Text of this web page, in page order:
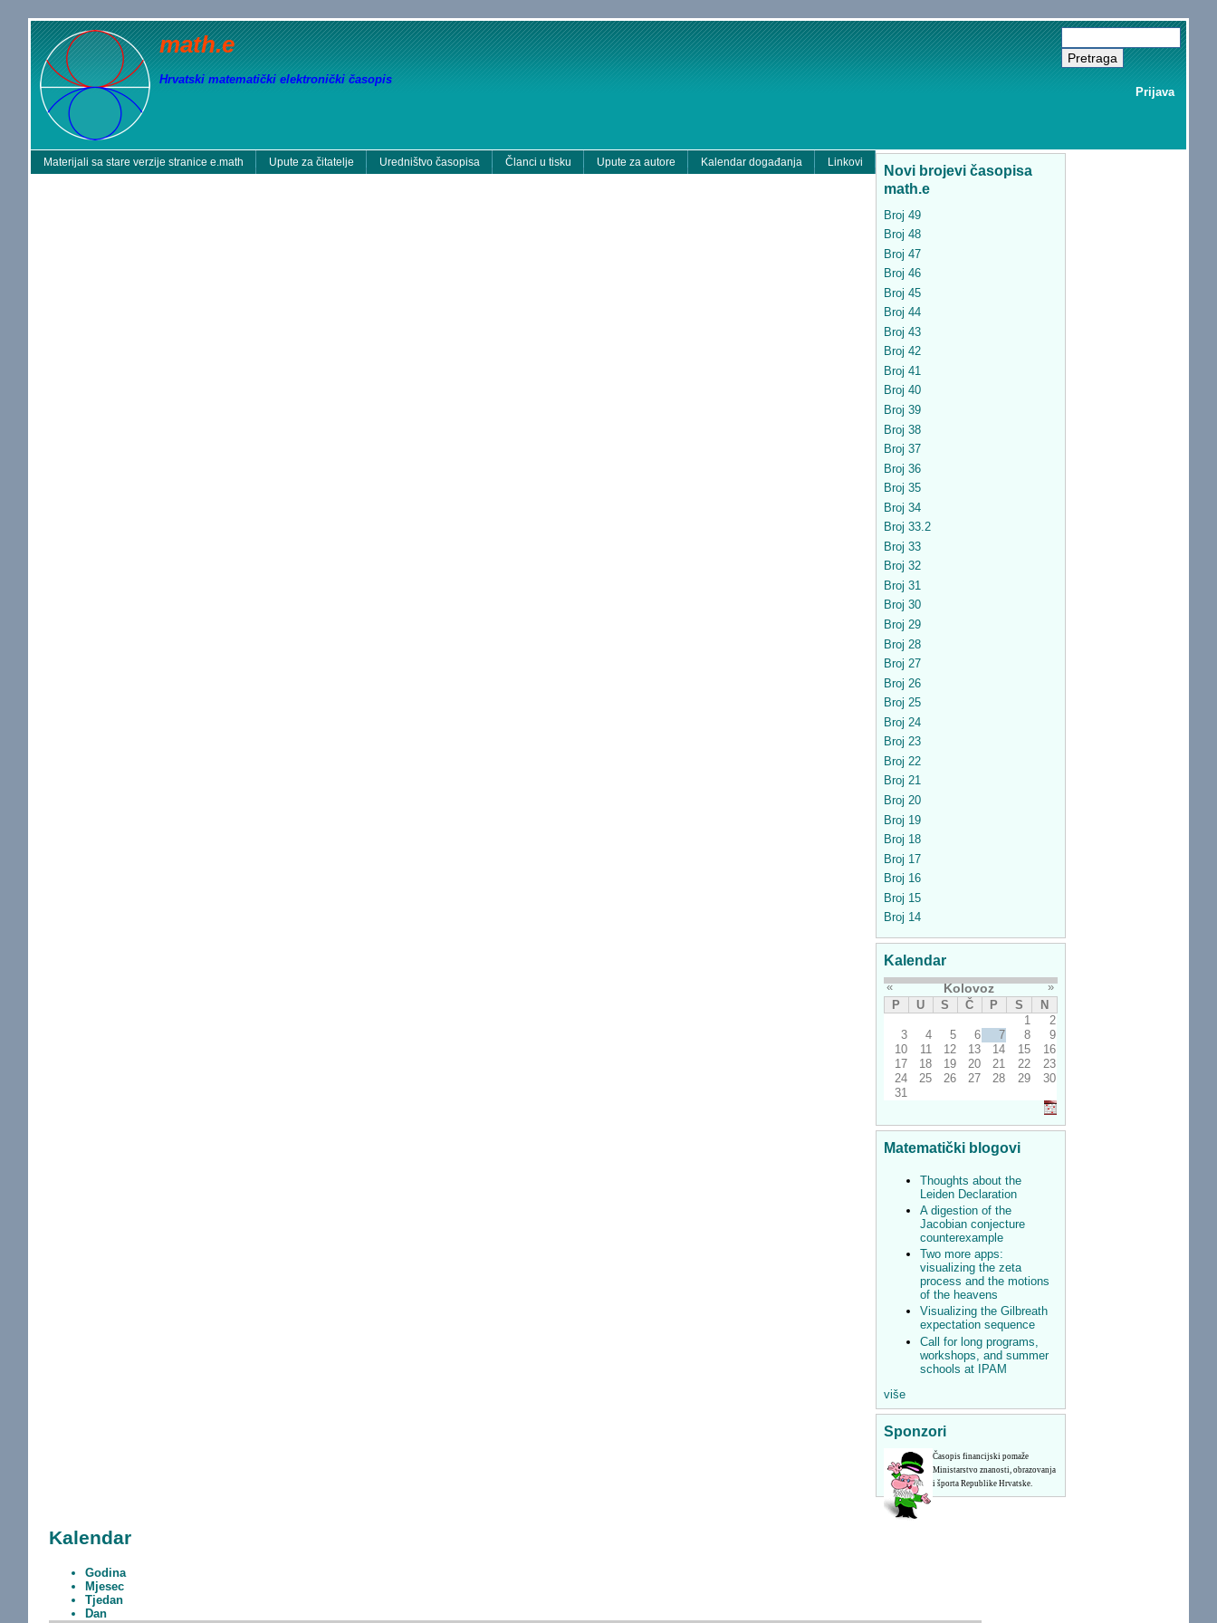
math.e
Hrvatski matematički elektronički časopis
Prijava
Materijali sa stare verzije stranice e.math Upute za čitatelje Uredništvo časopisa Članci u tisku Upute za autore Kalendar događanja Linkovi
Novi brojevi časopisa
math.e
Broj 49
Broj 48
Broj 47
Broj 46
Broj 45
Broj 44
Broj 43
Broj 42
Broj 41
Broj 40
Broj 39
Broj 38
Broj 37
Broj 36
Broj 35
Broj 34
Broj 33.2
Broj 33
Broj 32
Broj 31
Broj 30
Broj 29
Broj 28
Broj 27
Broj 26
Broj 25
Broj 24
Broj 23
Broj 22
Broj 21
Broj 20
Broj 19
Broj 18
Broj 17
Broj 16
Broj 15
Broj 14
Kalendar
« Kolovoz
»
P
U S Č P S
N
1
2
3
4 5 6 7 8
9
10
11 12 13 14 15
16
17
18 19 20 21 22
23
24
25 26 27 28 29
30
31
Matematički blogovi
Thoughts about the
Leiden Declaration
A digestion of the
Jacobian conjecture
counterexample
Two more apps:
visualizing the zeta
process and the motions
of the heavens
Visualizing the Gilbreath
expectation sequence
Call for long programs,
workshops, and summer
schools at IPAM
više
Sponzori
Časopis financijski pomaže
Ministarstvo znanosti, obrazovanja
i športa Republike Hrvatske.
Kalendar
Godina
Mjesec
Tjedan
Dan